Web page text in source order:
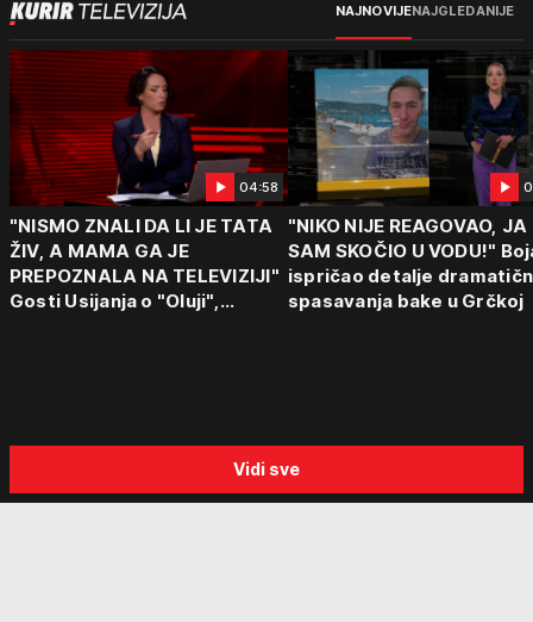
NAJNOVIJENAJGLEDANIJE
04:58
"NISMO ZNALI DA LI JE TATA
ŽIV, A MAMA GA JE
PREPOZNALA NA TELEVIZIJI"
Gosti Usijanja o "Oluji",
"NIKO NIJE REAGOVAO, JA
SAM SKOČIO U VODU!"
ispričao detalje
spasavanja bake u Grčkoj
Vidi sve